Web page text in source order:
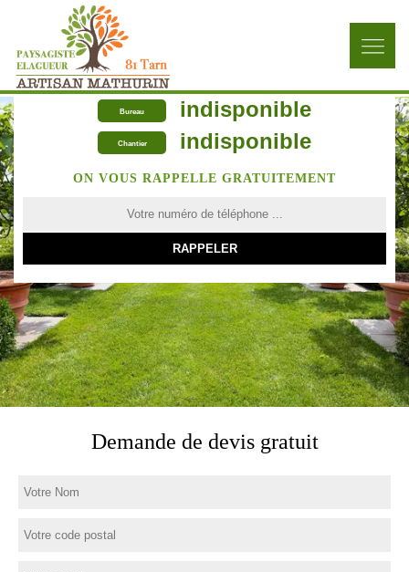
Bureau indisponible
Chantier indisponible
ON VOUS RAPPELLE GRATUITEMENT
Demande de devis gratuit